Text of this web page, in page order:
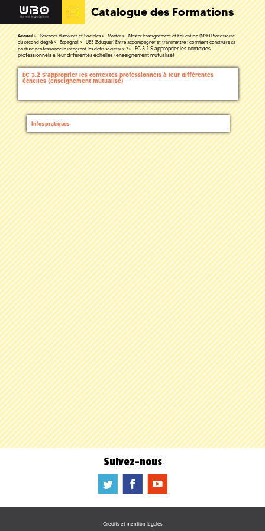
Catalogue des Formations
Accueil Sciences Humaines et Sociales Master
Master Enseignement et Education (M2E) Professorat
du second degré
Espagnol
UE3 (Eduquer) Entre accompagner et transmettre : comment construire sa
posture professionnelle intégrant les défis sociétaux ?
EC 3.2 S’approprier les contextes
professionnels à leur différentes échelles (enseignement mutualisé)
EC 3.2 S’approprier les contextes professionnels à leur différentes
échelles (enseignement mutualisé)
Infos pratiques
Suivez-nous
a b f
Crédits et mention légales